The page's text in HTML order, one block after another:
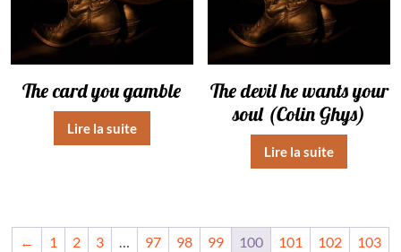
The card you gamble
Lire la suite
The devil he wants your
soul (Colin Ghys)
Lire la suite
← 1 2 3 … 97 98 99 100 101 102
103